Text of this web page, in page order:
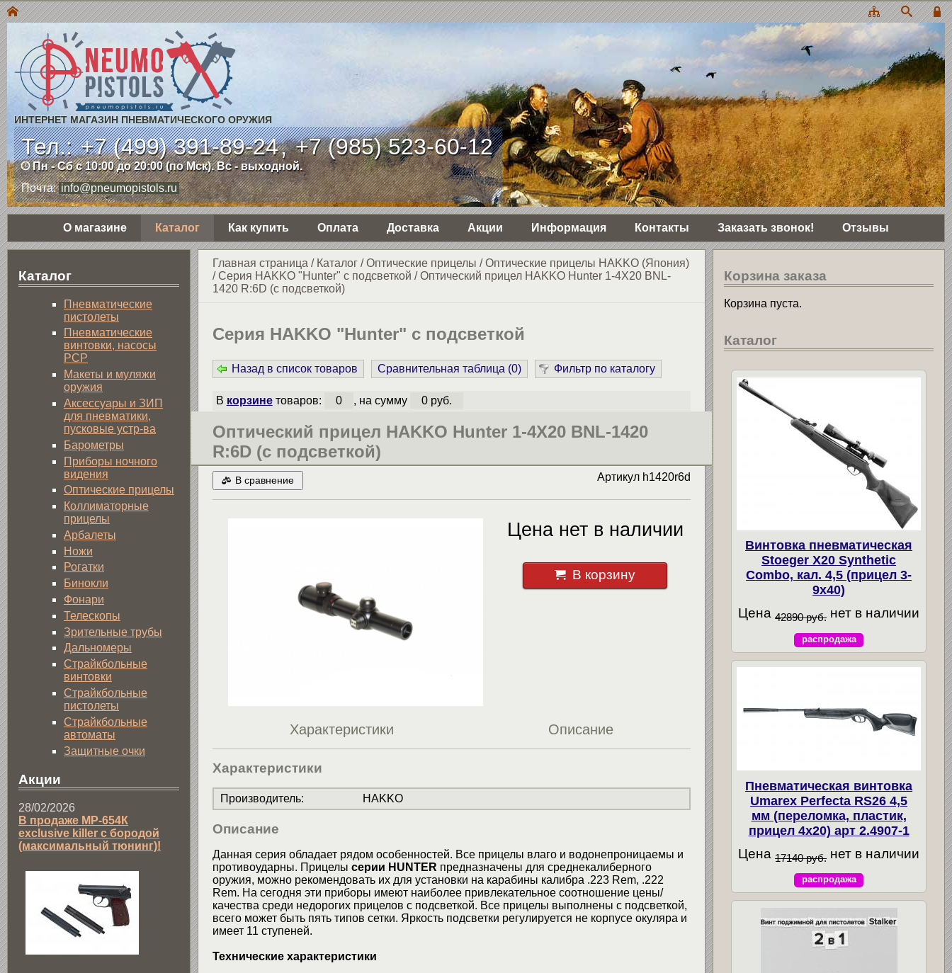
ИНТЕРНЕТ МАГАЗИН ПНЕВМАТИЧЕСКОГО ОРУЖИЯ
Тел.:+7 (499) 391-89-24,+7 (985) 523-60-12
Пн - Сб с 10:00 до 20:00 (по Мск). Вс - выходной.
Почта: info@pneumopistols.ru
О магазине Каталог Как купить Оплата Доставка Акции Информация Контакты Заказать звонок! Отзывы
Главная страница / Каталог/Оптические прицелы /Оптические прицелы HAKKO (Япония)
/Cерия HAKKO "Hunter" с подсветкой /Оптический прицел HAKKO Hunter 1-4X20 BNL-
1420 R:6D (c подсветкой)
Cерия HAKKO "Hunter" с подсветкой
Назад в список товаров Сравнительная таблица (0) Фильтр по каталогу
В корзинетоваров: 0 , на сумму 0 руб.
Оптический прицел HAKKO Hunter 1-4X20 BNL-1420
R:6D (c подсветкой)
В сравнение Артикул h1420r6d
Цена нет в наличии
В корзину
Характеристики Описание
Характеристики
Производитель: HAKKO
Описание
Данная серия обладает рядом особенностей. Все прицелы влаго и водонепроницаемы и
противоударны. Прицелы серии HUNTER предназначены для среднекалиберного
оружия, можно рекомендовать их для установки на карабины калибра .223 Rem, .222
Rem. На сегодня эти приборы имеют наиболее привлекательное соотношение цены/
качества среди недорогих прицелов с подсветкой. Все прицелы выполнены с подсветкой,
всего может быть пять типов сетки. Яркость подсветки регулируется не корпусе окуляра и
имеет 11 ступеней.
Технические характеристики
Каталог
Пнев­ма­ти­чес­кие
пистолеты
Пневматические
винтовки, насосы
PCP
Макеты и муляжи
оружия
Аксессуары и ЗИП
для пневматики,
пусковые устр-ва
Барометры
Приборы ночного
видения
Оптические прицелы
Коллиматорные
прицелы
Арбалеты
Ножи
Рогатки
Бинокли
Фонари
Телескопы
Зрительные трубы
Дальномеры
Страйкбольные
винтовки
Страйкбольные
пистолеты
Страйкбольные
автоматы
Защитные очки
Акции
28/02/2026
В продаже МР-654К
exclusive killer с бородой
(максимальный тюнинг)!
Корзина заказа
Корзина пуста.
Каталог
Винтовка пневматическая
Stoeger X20 Synthetic
Combo, кал. 4,5 (прицел 3-
9х40)
Цена 42890 руб. нет в наличии
распродажа
Пневматическая винтовка
Umarex Perfecta RS26 4,5
мм (переломка, пластик,
прицел 4x20) арт 2.4907-1
Цена 17140 руб. нет в наличии
распродажа